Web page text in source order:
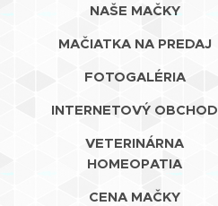
NAŠE MAČKY
MAČIATKA NA PREDAJ
FOTOGALÉRIA
INTERNETOVÝ OBCHOD
VETERINÁRNA
HOMEOPATIA
CENA MAČKY